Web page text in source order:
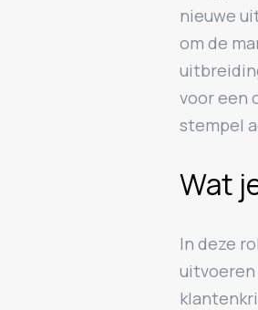
nieuwe
om de
voor een
stempel
Wat
In deze
uitvoeren